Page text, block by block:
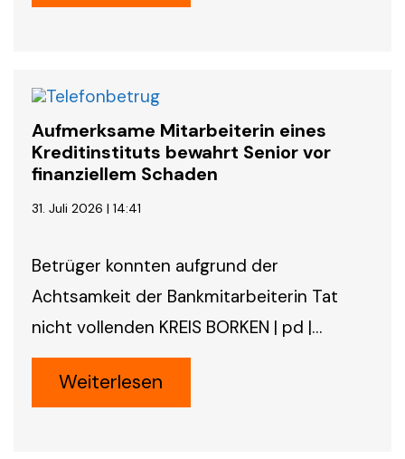
Aufmerksame Mitarbeiterin eines
Kreditinstituts bewahrt Senior vor
finanziellem Schaden
31. Juli 2026 | 14:41
Betrüger konnten aufgrund der
Achtsamkeit der Bankmitarbeiterin Tat
nicht vollenden KREIS BORKEN | pd |…
Weiterlesen